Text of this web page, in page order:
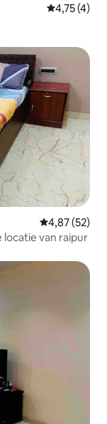
4,75 (4)
Gemiddelde
4,87 (52)
van raipur